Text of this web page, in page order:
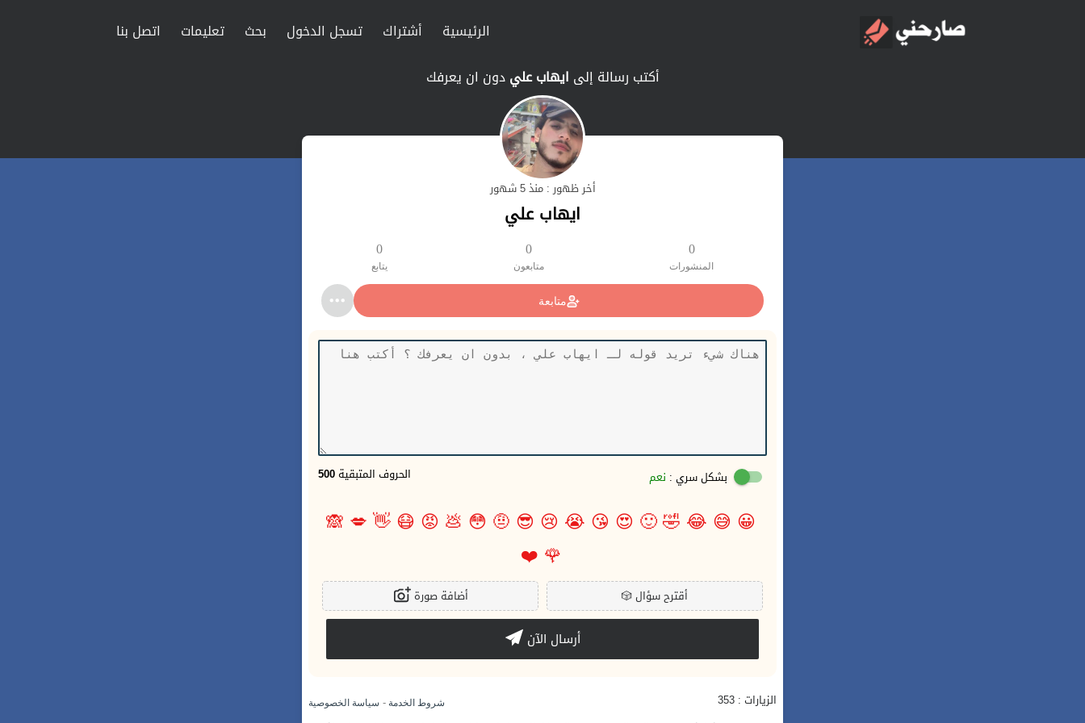
الرئيسية أشتراك تسجل الدخول بحث تعليمات
اتصل بنا
أكتب رسالة إلى ايهاب عليدون ان يعرفك
أخر ظهور : منذ 5 شهور
ايهاب علي
0
المنشورات
0
متابعون
0
يتابع
متابعة
500 الحروف المتبقية بشكل سري : نعم
😀
😅
😂
🤣
🙂
😍
😘
😭
😢
😎
🤨
😳
💩
😡
😷
👋
💋
🙈
🌹
❤️
🎲أقترح سؤال أضافة صورة
أرسال الآن
الزيارات : 353 شروط الخدمة - سياسة الخصوصية